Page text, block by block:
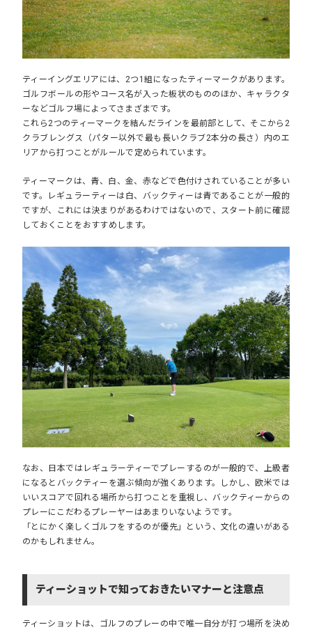
ティーイングエリアには、2つ1組になったティーマークがあります。
ゴルフボールの形やコース名が入った板状のもののほか、キャラクタ
ーなどゴルフ場によってさまざまです。
これら2つのティーマークを結んだラインを最前部として、そこから2
クラブレングス（パター以外で最も長いクラブ2本分の長さ）内のエ
リアから打つことがルールで定められています。
ティーマークは、青、白、金、赤などで色付けされていることが多い
です。レギュラーティーは白、バックティーは青であることが一般的
ですが、これには決まりがあるわけではないので、スタート前に確認
しておくことをおすすめします。
なお、日本ではレギュラーティーでプレーするのが一般的で、上級者
になるとバックティーを選ぶ傾向が強くあります。しかし、欧米では
いいスコアで回れる場所から打つことを重視し、バックティーからの
プレーにこだわるプレーヤーはあまりいないようです。
「とにかく楽しくゴルフをするのが優先」という、文化の違いがある
のかもしれません。
ティーショットで知っておきたいマナーと注意点
ティーショットは、ゴルフのプレーの中で唯一自分が打つ場所を決め